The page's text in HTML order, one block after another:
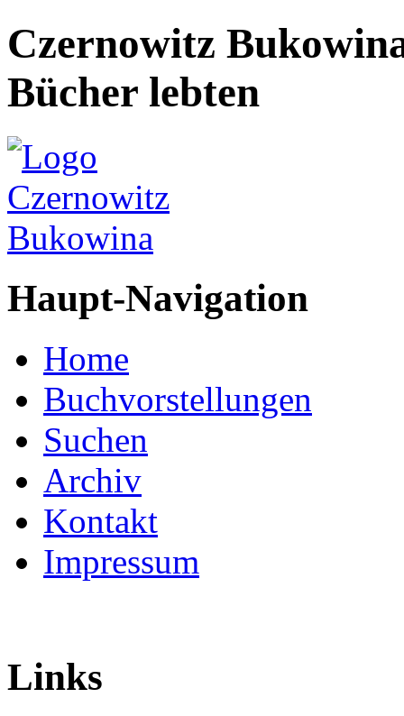
Czernowitz
Bücher lebten
Haupt-Navigation
Home
Buchvorstellungen
Suchen
Archiv
Kontakt
Impressum
Links